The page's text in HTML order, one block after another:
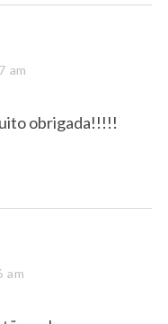
am
obrigada!!!!!
am